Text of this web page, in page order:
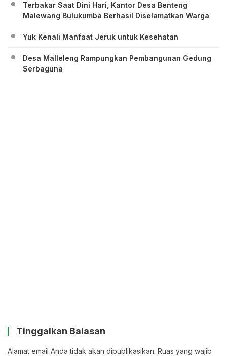
Terbakar Saat Dini Hari, Kantor Desa Benteng
Malewang Bulukumba Berhasil Diselamatkan Warga
Yuk Kenali Manfaat Jeruk untuk Kesehatan
Desa Malleleng Rampungkan Pembangunan Gedung
Serbaguna
Tinggalkan Balasan
Alamat email Anda tidak akan dipublikasikan. Ruas yang wajib